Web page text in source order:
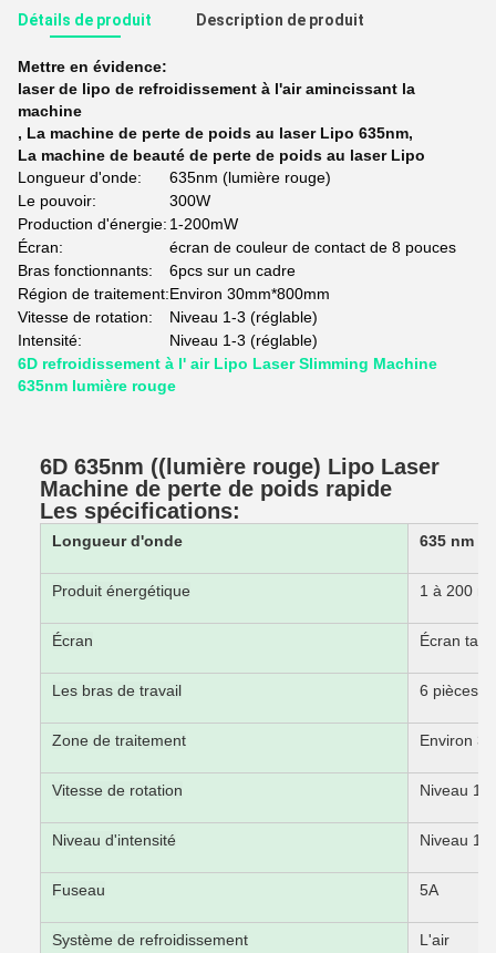
Détails de produit Description de produit
Mettre en évidence:
laser de lipo de refroidissement à l'air amincissant la
machine
, La machine de perte de poids au laser Lipo 635nm,
La machine de beauté de perte de poids au laser Lipo
Longueur d'onde:
635nm (lumière rouge)
Le pouvoir:
300W
Production d'énergie: 1-200mW
Écran:
écran de couleur de contact de 8 pouces
Bras fonctionnants:
6pcs sur un cadre
Région de traitement:Environ 30mm*800mm
Vitesse de rotation:
Niveau 1-3 (réglable)
Intensité:
Niveau 1-3 (réglable)
6D refroidissement à l' air Lipo Laser Slimming Machine
635nm lumière rouge
6D 635nm ((lumière rouge) Lipo Laser
Machine de perte de poids rapide
Les spécifications:
Longueur d'onde 635 nm
Produit énergétique 1 à 200
Écran Écran
Les bras de travail 6 pièces
Zone de traitement Environ
Vitesse de rotation Niveau 1-
Niveau d'intensité Niveau 1-
Fuseau 5A
Système de refroidissement L'air